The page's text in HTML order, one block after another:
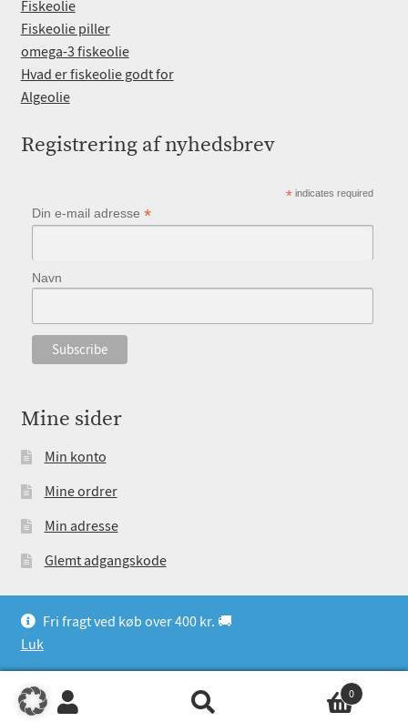
Fri fragt ved køb over 400 kr. 🚚
Luk
Fiskeolie
Fiskeolie piller
omega-3 fiskeolie
Hvad er fiskeolie godt for
Algeolie
Registrering af nyhedsbrev
*indicates required
Din e-mail adresse *
Navn
Mine sider
Min konto
Mine ordrer
Min adresse
Glemt adgangskode
Søg
Søg
0